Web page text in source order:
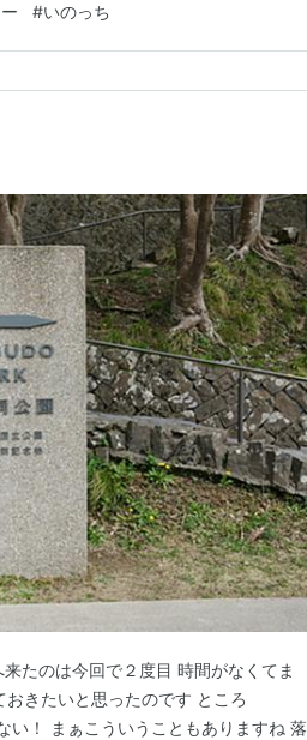
。 何をとち狂ったか、たい焼きならぬ
#いのっち
たのは今回で２度目 時間がなくてま
きたいと思ったのです ところ
い！ まぁこういうこともありますね 落